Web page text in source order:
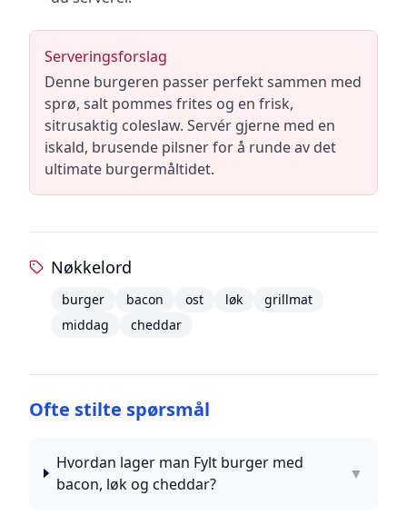
Serveringsforslag
Denne burgeren passer perfekt sammen med
sprø, salt pommes frites og en frisk,
sitrusaktig coleslaw. Servér gjerne med en
iskald, brusende pilsner for å runde av det
ultimate burgermåltidet.
Nøkkelord
burger bacon ost løk
grillmat
middag
cheddar
Ofte stilte spørsmål
Hvordan lager man Fylt burger med
bacon, løk og cheddar?
▼